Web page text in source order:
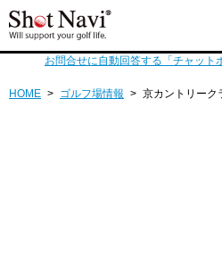
お問合せに自動回答する「チャット
HOME > ゴルフ場情報 > 京カントリーク